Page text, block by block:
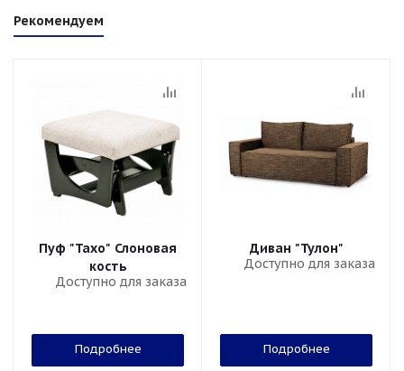
Рекомендуем
Пуф "Тахо" Слоновая
кость
Доступно для заказа
Подробнее
Диван "Тулон"
Доступно для заказа
Подробнее